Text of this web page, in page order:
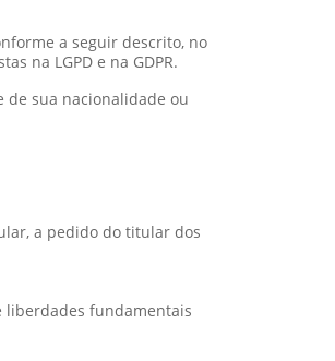
a seguir descrito, no
na LGPD e na GDPR.
de sua nacionalidade ou
a pedido do titular dos
liberdades fundamentais